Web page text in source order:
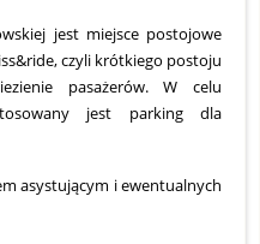
jest miejsce postojowe
czyli krótkiego postoju
pasażerów. W celu
jest parking dla
asystującym i ewentualnych